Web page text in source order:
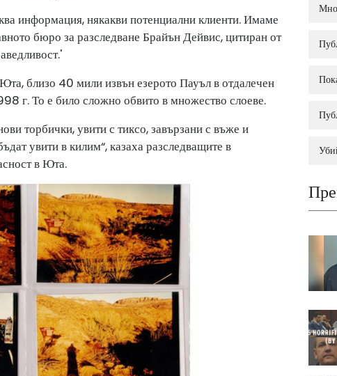
информация, някакви потенциални клиенти. Имаме
бюро за разследване Брайън Дейвис, цитиран от
близо 40 мили извън езерото Пауъл в отдалечен
г. То е било сложно обвито в множество слоеве.
торбички, увити с тиксо, завързани с въже и
увити в килим“, казаха разследващите в
в Юта.